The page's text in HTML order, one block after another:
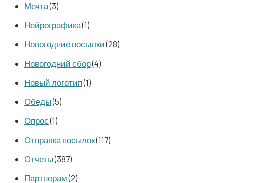
Мечта(3)
Нейрографика(1)
Новогодние посылки(28)
Новогодний сбор(4)
Новый логотип(1)
Обеды(5)
Опрос(1)
Отправка посылок(117)
Отчеты(387)
Партнерам(2)